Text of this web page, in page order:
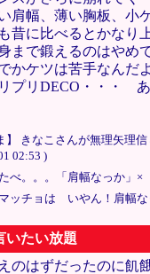
肩幅、薄い胸板、小
昔に比べるとかなり
まで鍛えるのはやめ
かケツは苦手なんだ
プリDECO・・・
】 きなこさんが無理矢理
02:53 )
べ。。。「肩幅なっか」
ッチョは いやん！肩幅な
いたい放題
のはずだったのに飢